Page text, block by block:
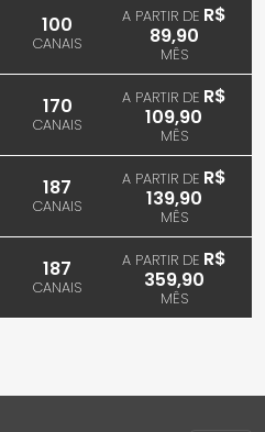
100
CANAIS
A PARTIR DE R$
89,90
MÊS
170
CANAIS
A PARTIR DE R$
109,90
MÊS
187
CANAIS
A PARTIR DE R$
139,90
MÊS
187
CANAIS
A PARTIR DE R$
359,90
MÊS